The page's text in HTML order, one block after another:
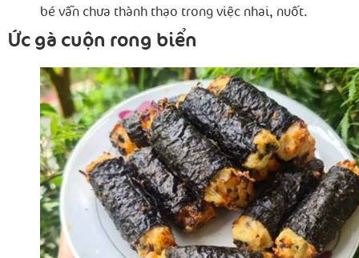
bé vẫn chưa thành thạo trong việc nhai, nuốt.
Ức gà cuộn rong biển